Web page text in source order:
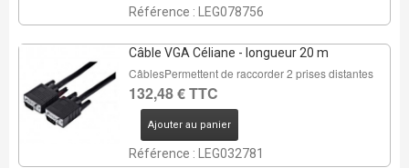
Référence : LEG078756
Câble VGA Céliane - longueur 20 m
CâblesPermettent de raccorder 2 prises distantes
132,48 € TTC
Ajouter au panier
Référence : LEG032781